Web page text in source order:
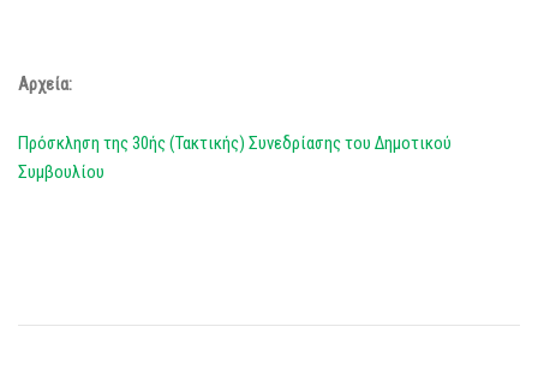
Αρχεία:
Πρόσκληση της 30ής (Τακτικής) Συνεδρίασης του Δημοτικού
Συμβουλίου